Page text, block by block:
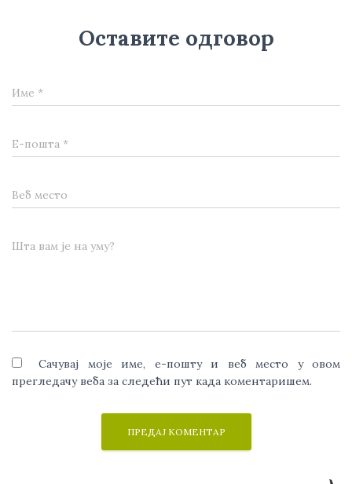
Оставите одговор
Име *
Е-пошта *
Веб место
Шта вам је на уму?
Сачувај моје име, е-пошту и веб место у овом
прегледачу веба за следећи пут када коментаришем.